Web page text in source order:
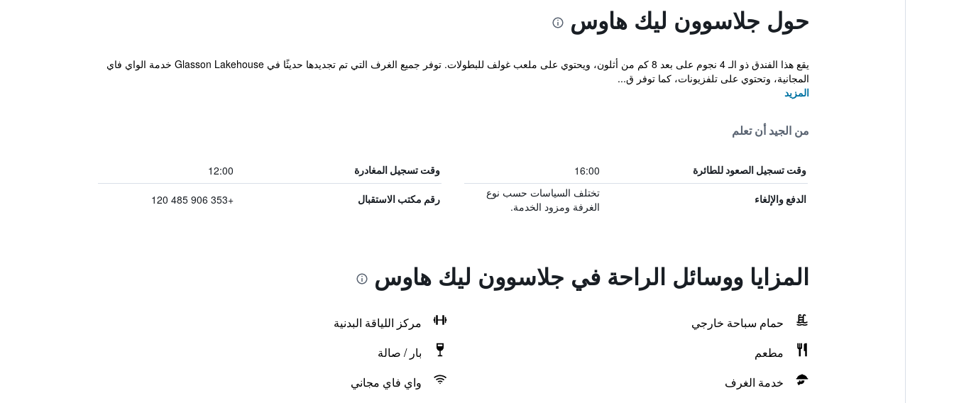
حول جلاسوون ليك هاوس
يقع هذا الفندق ذو الـ 4 نجوم على بعد 8 كم من أثلون، ويحتوي على ملعب غولف للبطولات. توفر جميع الغرف التي تم تجديدها حديثًا في Glasson Lakehouse خدمة الواي فاي
المجانية، وتحتوي على تلفزيونات، كما توفر ق...
المزيد
من الجيد أن تعلم
وقت تسجيل الصعود للطائرة 16:00 وقت تسجيل المغادرة 12:00
الدفع والإلغاء
تختلف السياسات حسب نوع
الغرفة ومزود الخدمة.
رقم مكتب الاستقبال +353 906 485 120
المزايا ووسائل الراحة في جلاسوون ليك هاوس
حمام سباحة خارجي
مركز اللياقة البدنية
مطعم
بار / صالة
خدمة الغرف
واي فاي مجاني